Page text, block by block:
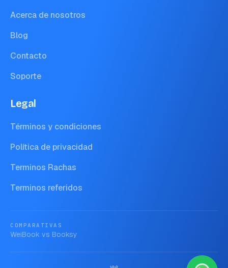
Acerca de nosotros
Blog
Contacto
Soporte
Legal
Términos y condiciones
Política de privacidad
Terminos Rachas
Terminos referidos
COMPARATIVAS
WeiBook vs Booksy